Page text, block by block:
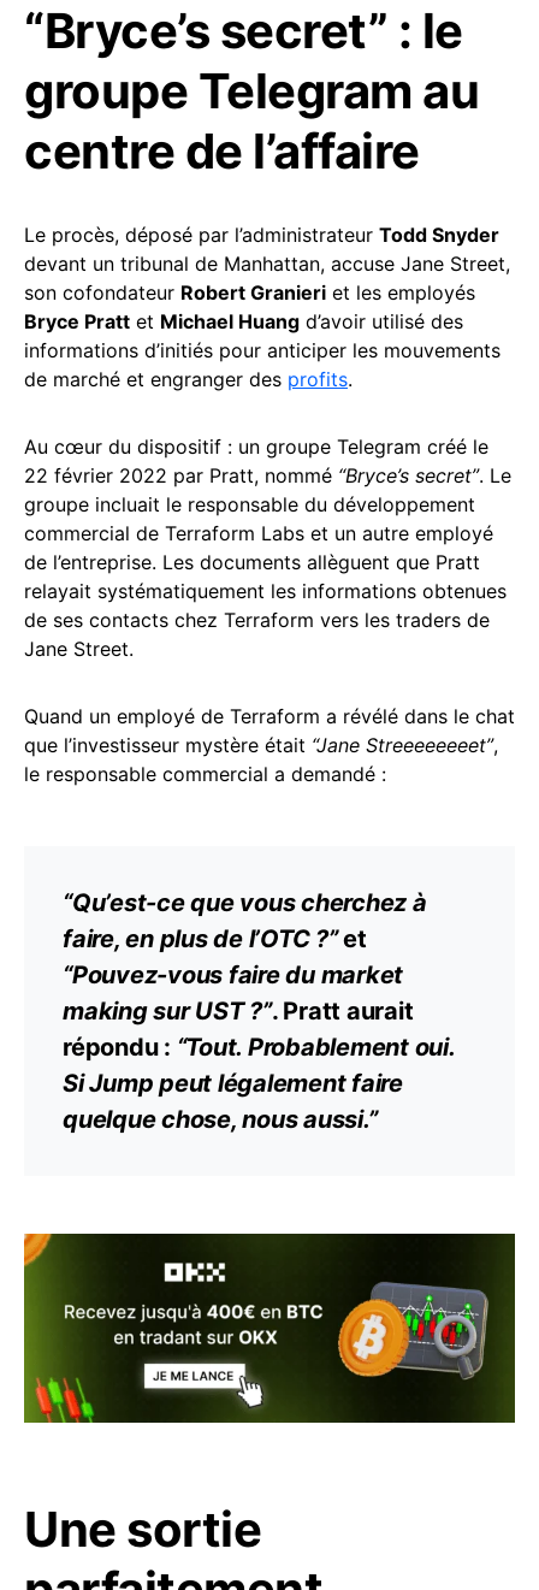
“Bryce’s secret” : le
groupe Telegram au
centre de l’affaire
Le procès, déposé par l’administrateur Todd Snyder
devant un tribunal de Manhattan, accuse Jane Street,
son cofondateur Robert Granieri et les employés
Bryce Pratt et Michael Huang d’avoir utilisé des
informations d’initiés pour anticiper les mouvements
de marché et engranger des profits.
Au cœur du dispositif : un groupe Telegram créé le
22 février 2022 par Pratt, nommé “Bryce’s secret”. Le
groupe incluait le responsable du développement
commercial de Terraform Labs et un autre employé
de l’entreprise. Les documents allèguent que Pratt
relayait systématiquement les informations obtenues
de ses contacts chez Terraform vers les traders de
Jane Street.
Quand un employé de Terraform a révélé dans le chat
que l’investisseur mystère était “Jane Streeeeeeeet”,
le responsable commercial a demandé :
“Qu’est-ce que vous cherchez à
faire, en plus de l’OTC ?”et
“Pouvez-vous faire du market
makingsur UST ?”. Pratt aurait
répondu : “Tout. Probablement oui.
Si Jump peut légalement faire
quelque chose, nous aussi.”
Une sortie